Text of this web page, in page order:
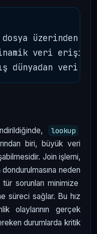
üzerinden
veri erişimi
lookup
biri, büyük veri
Join işlemi,
neden
sorunları minimize
süreci sağlar. Bu hız
olaylarının gerçek
durumlarda kritik